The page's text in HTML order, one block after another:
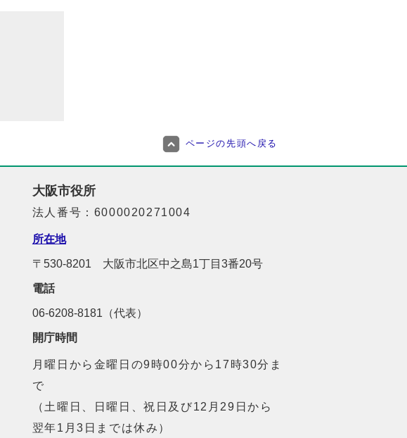
ページの先頭へ戻る
大阪市役所
法人番号：6000020271004
所在地
〒530-8201 大阪市北区中之島1丁目3番20号
電話
06-6208-8181（代表）
開庁時間
月曜日から金曜日の9時00分から17時30分ま
で
（土曜日、日曜日、祝日及び12月29日から
翌年1月3日までは休み）